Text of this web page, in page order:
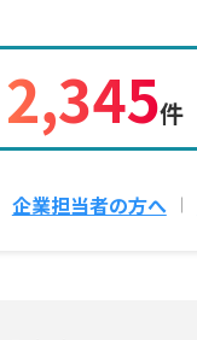
2,345件
企業担当者の方へ